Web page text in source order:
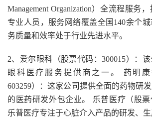
Management Organization）全流程服务
专业人员，服务网络覆盖全国140余个
务质量和效率处于行业先进水平。
2、爱尔眼科（股票代码：300015）：
眼科医疗服务提供商之一。 药明康
603259）：这家公司提供全面的药物研
的医药研发外包企业。 乐普医疗（股票
乐普医疗专注于心脏介入产品的研发、生